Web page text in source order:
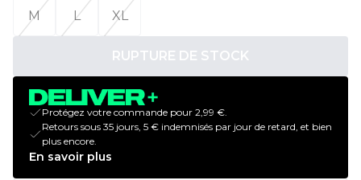
M L XL
RUPTURE DE STOCK
Protégez votre commande pour 2,99 €.
Retours sous 35 jours, 5 € indemnisés par jour de retard, et bien
plus encore.
En savoir plus